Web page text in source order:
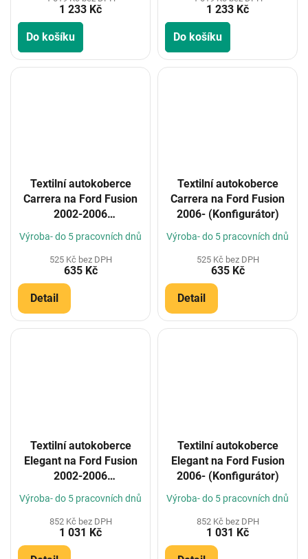
1 233 Kč
Do košíku
1 233 Kč
Do košíku
Textilní autokoberce
Carrera na Ford Fusion
2002-2006
(Konfigurátor)
Výroba- do 5 pracovních dnů
525 Kč bez DPH
635 Kč
Detail
Textilní autokoberce
Carrera na Ford Fusion
2006- (Konfigurátor)
Výroba- do 5 pracovních dnů
525 Kč bez DPH
635 Kč
Detail
Textilní autokoberce
Elegant na Ford Fusion
2002-2006
(Konfigurátor)
Výroba- do 5 pracovních dnů
852 Kč bez DPH
1 031 Kč
Textilní autokoberce
Elegant na Ford Fusion
2006- (Konfigurátor)
Výroba- do 5 pracovních dnů
852 Kč bez DPH
1 031 Kč